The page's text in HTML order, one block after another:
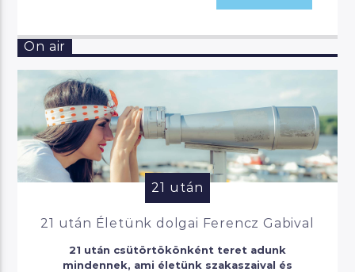
On air
21 után
21 után Életünk dolgai Ferencz Gabival
21 után csütörtökönként teret adunk
mindennek, ami életünk szakaszaival és